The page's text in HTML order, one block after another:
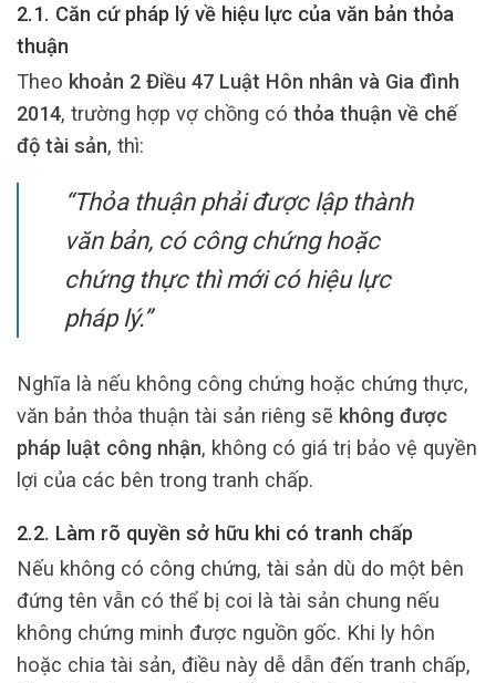
2.1. Căn cứ pháp lý về hiệu lực của văn bản thỏa
thuận
Theo khoản 2 Điều 47 Luật Hôn nhân và Gia đình
2014, trường hợp vợ chồng có thỏa thuận về chế
độ tài sản, thì:
“Thỏa thuận phải được lập thành
văn bản, có công chứng hoặc
chứng thực thì mới có hiệu lực
pháp lý.”
Nghĩa là nếu không công chứng hoặc chứng thực,
văn bản thỏa thuận tài sản riêng sẽ không được
pháp luật công nhận, không có giá trị bảo vệ quyền
lợi của các bên trong tranh chấp.
2.2. Làm rõ quyền sở hữu khi có tranh chấp
Nếu không có công chứng, tài sản dù do một bên
đứng tên vẫn có thể bị coi là tài sản chung nếu
không chứng minh được nguồn gốc. Khi ly hôn
hoặc chia tài sản, điều này dễ dẫn đến tranh chấp,